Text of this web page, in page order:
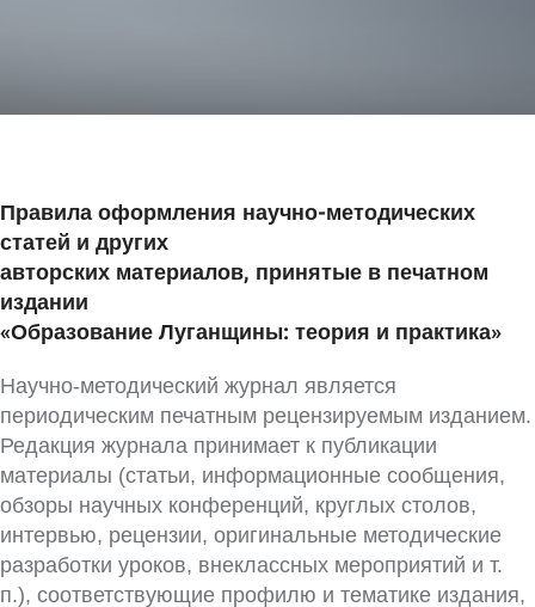
Правила оформления научно-методических
статей и других
авторских материалов, принятые в печатном
издании
«Образование Луганщины: теория и практика»
Научно-методический журнал является
периодическим печатным рецензируемым изда­нием.
Редакция журнала принимает к публикации
материалы (статьи, информационные сообщения,
обзоры научных конференций, круглых столов,
интервью, рецензии, оригинальные методические
разработки уроков, внеклассных мероприятий и т.
п.), соответствующие профилю и тематике издания,